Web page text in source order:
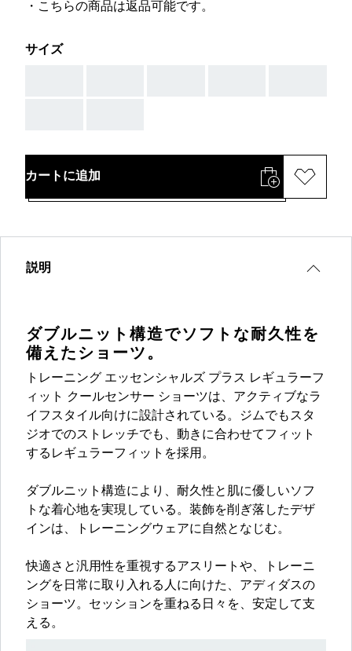
・こちらの商品は返品可能です。
サイズ
カートに追加
説明
ダブルニット構造でソフトな耐久性を
備えたショーツ。
トレーニング エッセンシャルズ プラス レギュラーフ
ィット クールセンサー ショーツは、アクティブなラ
イフスタイル向けに設計されている。ジムでもスタ
ジオでのストレッチでも、動きに合わせてフィット
するレギュラーフィットを採用。
ダブルニット構造により、耐久性と肌に優しいソフ
トな着心地を実現している。装飾を削ぎ落したデザ
インは、トレーニングウェアに自然となじむ。
快適さと汎用性を重視するアスリートや、トレーニ
ングを日常に取り入れる人に向けた、アディダスの
ショーツ。セッションを重ねる日々を、安定して支
える。